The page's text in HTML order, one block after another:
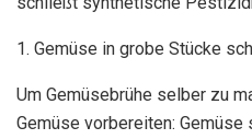
1. Gemüse in grobe Stücke
Um Gemüsebrühe selber zu
Gemüse vorbereiten: Gemüse